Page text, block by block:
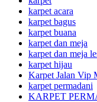
karpet acara
karpet bagus
karpet buana
karpet dan meja
karpet dan meja
karpet hijau
Karpet Jalan Vip
karpet permadani
KARPET